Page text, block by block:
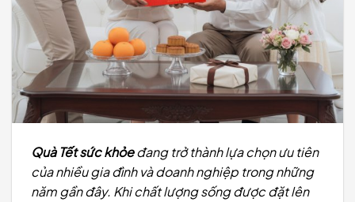
Quà Tết sức khỏeđang trở thành lựa chọn ưu tiên
của nhiều gia đình và doanh nghiệp trong những
năm gần đây. Khi chất lượng sống được đặt lên